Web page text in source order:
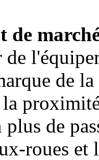
de
de
de
de
roues et